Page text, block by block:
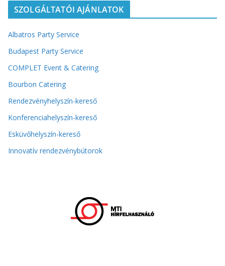
SZOLGÁLTATÓI AJÁNLATOK
Albatros Party Service
Budapest Party Service
COMPLET Event & Catering
Bourbon Catering
Rendezvényhelyszín-kereső
Konferenciahelyszín-kereső
Esküvőhelyszín-kereső
Innovatív rendezvénybútorok